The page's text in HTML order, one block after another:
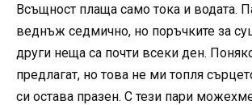
Всъщност плаща само тока и водата.
веднъж седмично, но поръчките за
други неща са почти всеки ден.
предлагат, но това не ми топля
си остава празен. С тези пари